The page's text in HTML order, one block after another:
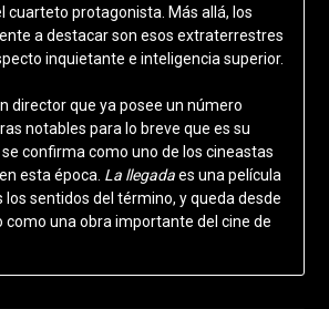
cuarteto protagonista. Más allá, los
a destacar son esos extraterrestres
inquietante e inteligencia superior.
director que ya posee un número
notables para lo breve que es su
confirma como uno de los cineastas
esta época. La llegadaes una película
los sentidos del término, y queda desde
como una obra importante del cine de